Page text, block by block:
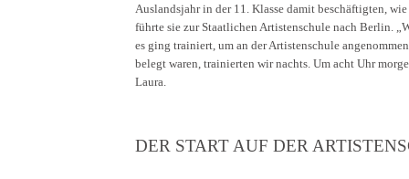
Auslandsjahr in der 11. Klasse damit beschäftigten,
führte sie zur Staatlichen Artistenschule nach Berlin.
es ging trainiert, um an der Artistenschule
belegt waren, trainierten wir nachts. Um acht Uhr
Laura.
DER START AUF DER